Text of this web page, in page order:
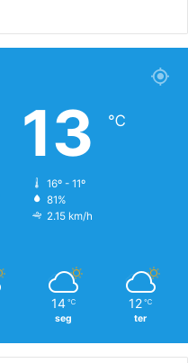
13 ℃
16º - 11º
81%
2.15 km/h
14 ℃
seg
12 ℃
ter